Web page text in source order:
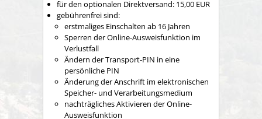
für den optionalen Direktversand: 15,00 EUR
gebührenfrei sind:
erstmaliges Einschalten ab 16 Jahren
Sperren der Online-Ausweisfunktion im
Verlustfall
Ändern der Transport-PIN in eine
persönliche PIN
Änderung der Anschrift im elektronischen
Speicher- und Verarbeitungsmedium
nachträgliches Aktivieren der Online-
Ausweisfunktion